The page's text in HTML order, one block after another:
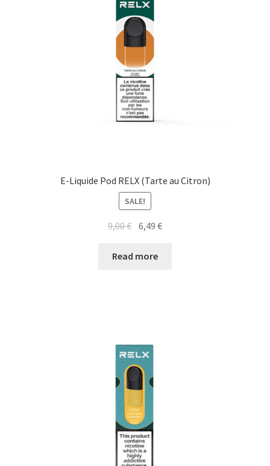
E-Liquide Pod RELX (Tarte au Citron)
SALE!
9,00€ 6,49€
Read more